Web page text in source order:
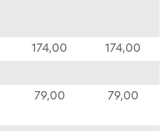
174,00 174,00
79,00 79,00